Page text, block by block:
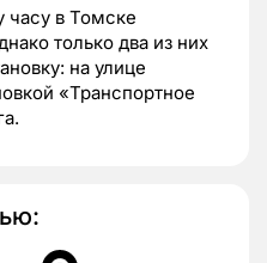
часу в Томске
только два из них
на улице
«Транспортное